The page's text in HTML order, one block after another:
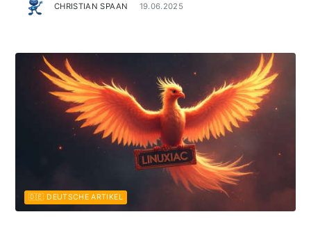
CHRISTIAN SPAAN 19.06.2025
🇩🇪 DEUTSCHE ARTIKEL